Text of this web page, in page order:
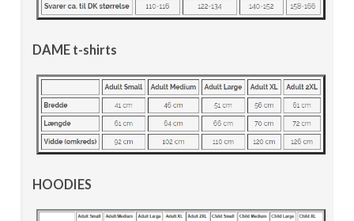
DAME t-shirts
HOODIES